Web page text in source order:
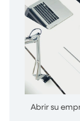
Abrir su